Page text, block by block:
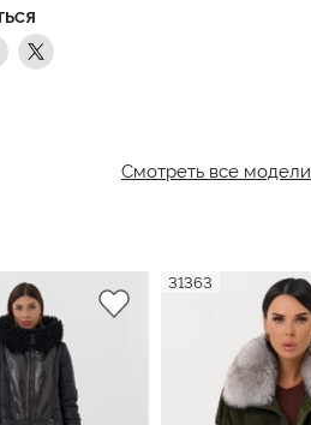
Смотреть все модели
31363